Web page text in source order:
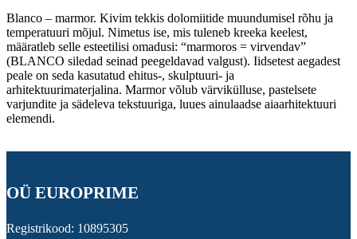
Blanco – marmor. Kivim tekkis dolomiitide muundumisel rõhu ja
temperatuuri mõjul. Nimetus ise, mis tuleneb kreeka keelest,
määratleb selle esteetilisi omadusi: “marmoros = virvendav”
(BLANCO siledad seinad peegeldavad valgust). Iidsetest aegadest
peale on seda kasutatud ehitus-, skulptuuri- ja
arhitektuurimaterjalina. Marmor võlub värvikülluse, pastelsete
varjundite ja sädeleva tekstuuriga, luues ainulaadse aiaarhitektuuri
elemendi.
OÜ EUROPRIME
Registrikood: 10895305